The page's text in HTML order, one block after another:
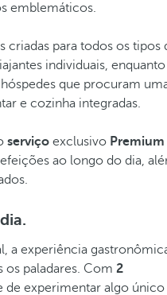
emblemáticos.
criadas para todos os tipos
individuais, enquanto
que procuram
e cozinha integradas.
serviço exclusivo Premium
ao longo do dia,
a experiência
os paladares. Com 2
de experimentar algo único